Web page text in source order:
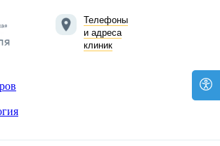
Телефоны
и адреса
клиник